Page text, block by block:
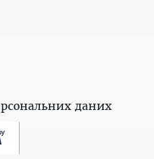
даних